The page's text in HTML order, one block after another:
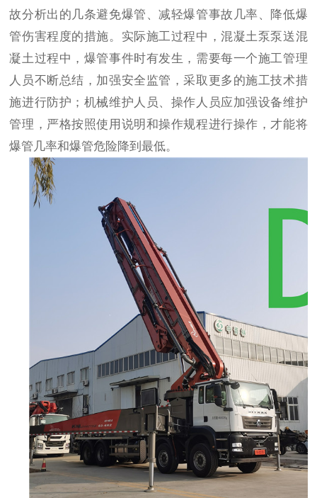
故分析出的几条避免爆管、减轻爆管事故几率、降低爆
管伤害程度的措施。实际施工过程中，混凝土泵泵送混
凝土过程中，爆管事件时有发生，需要每一个施工管理
人员不断总结，加强安全监管，采取更多的施工技术措
施进行防护；机械维护人员、操作人员应加强设备维护
管理，严格按照使用说明和操作规程进行操作，才能将
爆管几率和爆管危险降到最低。